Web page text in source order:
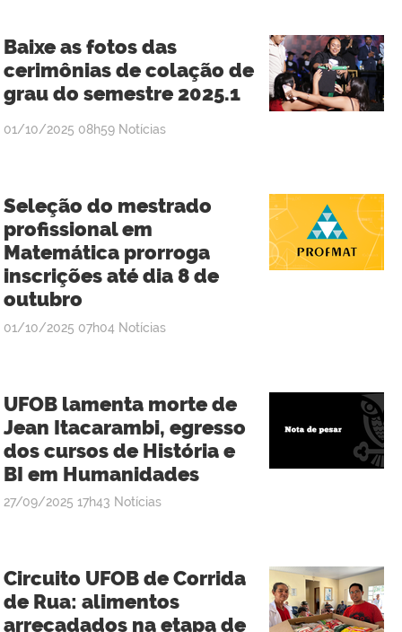
Baixe as fotos das
cerimônias de colação de
grau do semestre 2025.1
publicado
01/10/2025 08h59 Notícias
Seleção do mestrado
profissional em
Matemática prorroga
inscrições até dia 8 de
outubro
publicado
01/10/2025 07h04 Notícias
UFOB lamenta morte de
Jean Itacarambi, egresso
dos cursos de História e
BI em Humanidades
publicado
27/09/2025 17h43 Notícias
Circuito UFOB de Corrida
de Rua: alimentos
arrecadados na etapa de